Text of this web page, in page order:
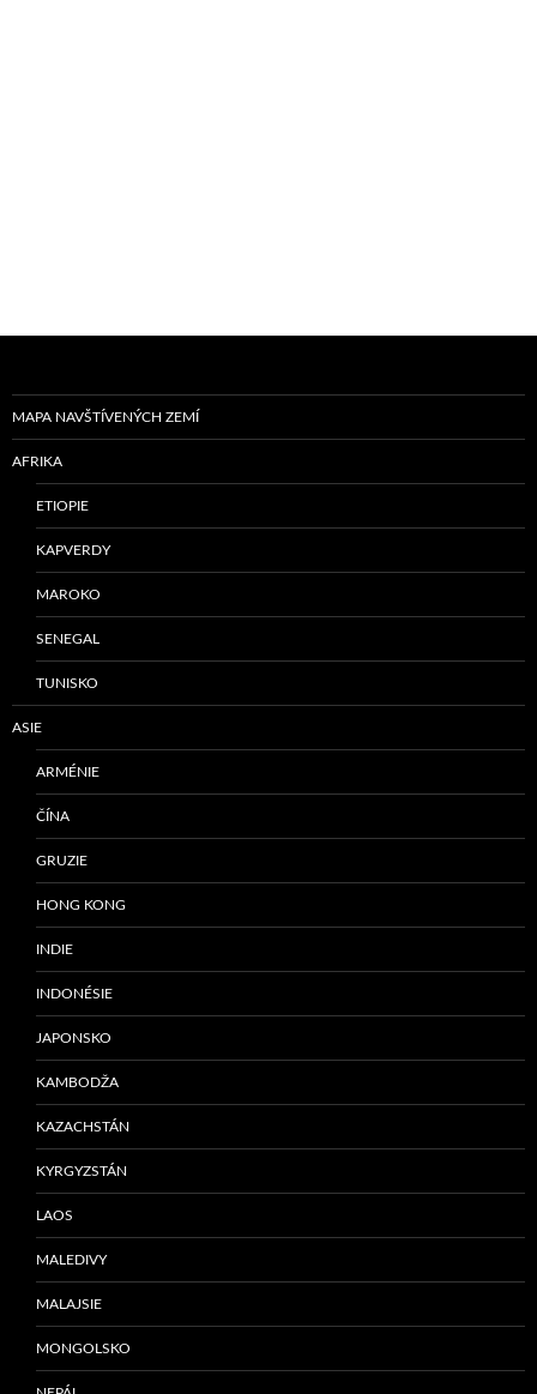
MAPA NAVŠTÍVENÝCH ZEMÍ
AFRIKA
ETIOPIE
KAPVERDY
MAROKO
SENEGAL
TUNISKO
ASIE
ARMÉNIE
ČÍNA
GRUZIE
HONG KONG
INDIE
INDONÉSIE
JAPONSKO
KAMBODŽA
KAZACHSTÁN
KYRGYZSTÁN
LAOS
MALEDIVY
MALAJSIE
MONGOLSKO